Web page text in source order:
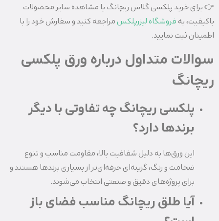
👉 برای خرید پلکسی‌ گلاس ریچانگ یا مشاهده سایر محصولات
باکیفیت، به فروشگاه لیزرپلکسمراجعه کنید و سفارش خود را با
اطمینان ثبت نمایید.
سوالات متداول درباره ورق پلکسی
ریچانگ
پلکسی ریچانگ چه تفاوتی با دیگر
برندها دارد؟
این ورق‌ها به دلیل شفافیت بالا، مقاومت مناسب و تنوع
ضخامت و رنگ، گزینه‌ای حرفه‌ای‌تر از بسیاری برندها هستند و
برای پروژه‌های دقیق و صنعتی انتخاب می‌شوند.
آیا طلق ریچانگ مناسب فضای باز